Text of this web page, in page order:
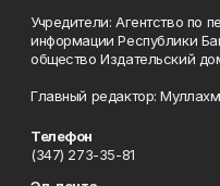
Учредители: Агентство по
информации Республики
общество Издательский
Главный редактор:
Телефон
(347) 273-35-81